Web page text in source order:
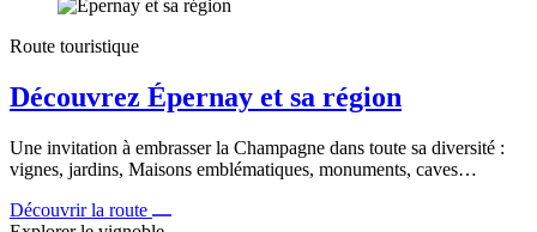
Route touristique
Découvrez Épernay et sa région
Une invitation à embrasser la Champagne dans toute sa diversité :
vignes, jardins, Maisons emblématiques, monuments, caves…
Découvrir la route